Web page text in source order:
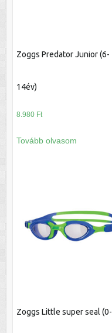
Zoggs Predator Junior (6-
14év)
8.980 Ft
Tovább olvasom
Zoggs Little super seal (0-